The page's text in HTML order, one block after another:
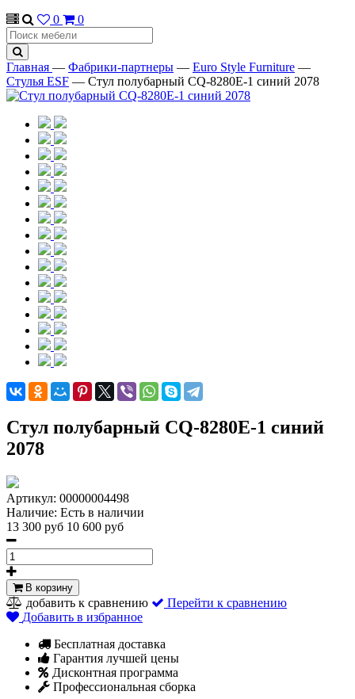
0
0
Главная — Фабрики-партнеры — Euro Style Furniture —
Стулья ESF — Стул полубарный CQ-8280E-1 синий 2078
Стул полубарный CQ-8280E-1 синий
2078
Артикул: 00000004498
Наличие: Есть в наличии
13 300 руб 10 600 руб
В корзину
добавить к сравнению
Перейти к сравнению
Добавить в избранное
Бесплатная доставка
Гарантия лучшей цены
Дисконтная программа
Профессиональная сборка